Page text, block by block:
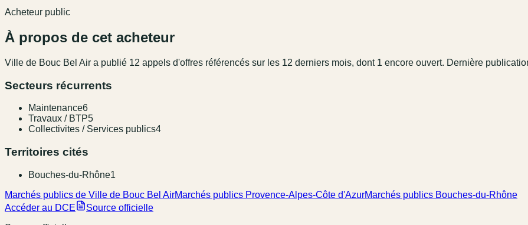
Acheteur public
À propos de cet acheteur
Ville de Bouc Bel Air a publié 12 appel s d'offres référencés sur les 12 derniers mois, dont 1 encore ouvert. Dernière
Secteurs récurrents
Maintenance6
Travaux / BTP5
Collectivites / Services publics4
Territoires cités
Bouches-du-Rhône1
Marchés publics de Ville de Bouc Bel AirMarchés publics Provence-Alpes-Côte d'AzurMarchés publics Bouches-du-Rhône
Accéder au DCE
Source officielle